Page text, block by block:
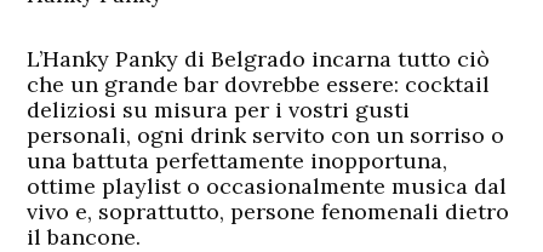
L’Hanky Panky di Belgrado incarna tutto ciò
che un grande bar dovrebbe essere: cocktail
deliziosi su misura per i vostri gusti
personali, ogni drink servito con un sorriso o
una battuta perfettamente inopportuna,
ottime playlist o occasionalmente musica dal
vivo e, soprattutto, persone fenomenali dietro
il bancone.